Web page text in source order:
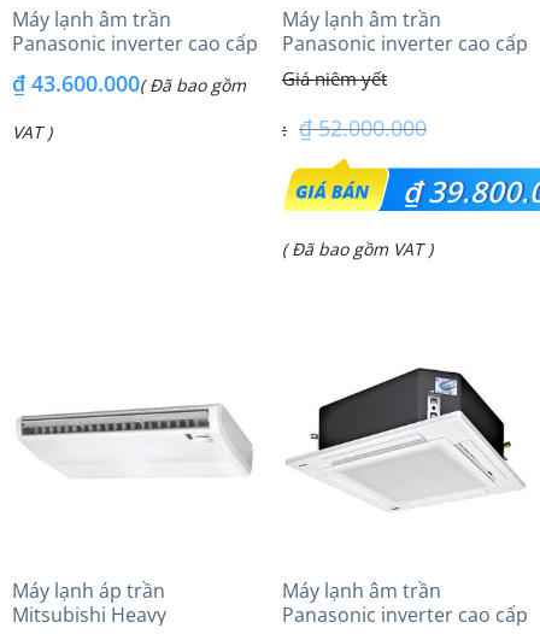
Máy lạnh âm trần
Panasonic inverter cao cấp
48PRH1H8 – 3 Pha
₫43.600.000( Đã bao gồm
VAT )
Máy lạnh âm trần
Panasonic inverter cao cấp
(5.0Hp) S-3448PU3HA/U-
43PRH1H8 – 3 Pha
₫52.000.000
Giá
gốc
là:
₫
Giá
₫ 39.800.000.
( Đã bao gồm VAT )
Máy lạnh áp trần
Mitsubishi Heavy
Máy lạnh âm trần
Panasonic inverter cao cấp